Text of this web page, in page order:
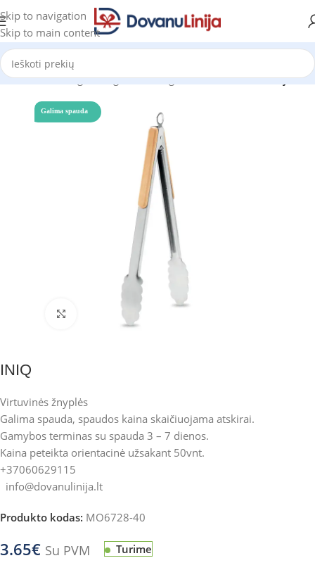
Skip to navigation
Skip to main content
Pradžia Katalogas Mėgstantiems gaminti Priedai virtuvėje
Galima spauda
Click to enlarge
INIQ
Virtuvinės žnyplės
Galima spauda, spaudos kaina skaičiuojama atskirai.
Gamybos terminas su spauda 3 – 7 dienos.
Kaina peteikta orientacinė užsakant 50vnt.
+37060629115
info@dovanulinija.lt
Produkto kodas: MO6728-40
3.65€ Su PVM Turime